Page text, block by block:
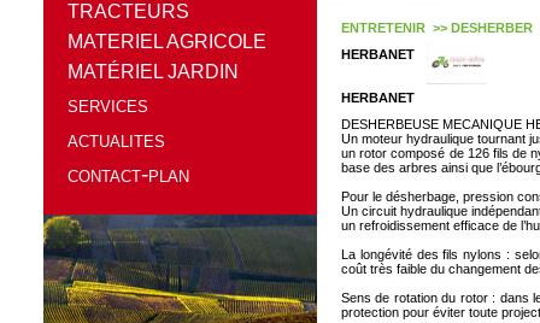
TRACTEURS
MATERIEL AGRICOLE
MATÉRIEL JARDIN
services
actualites
contact-plan
ENTRETENIR >> DESHERBER
HERBANET
HERBANET
DESHERBEUSE MECANIQUE
Un moteur hydraulique tournant
un rotor composé de 126 fils de
base des arbres ainsi que
Pour le désherbage, pression
Un circuit hydraulique
un refroidissement efficace de
La longévité des fils nylons :
coût très faible du changement
Sens de rotation du rotor : dans
protection pour éviter toute